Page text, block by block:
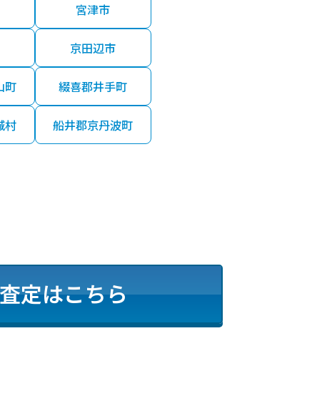
宮津市
京田辺市
町 綴喜郡井手町
村 船井郡京丹波町
定はこちら